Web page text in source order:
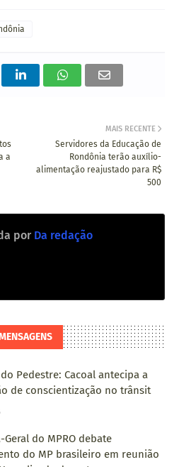
MAIS RECENTE
Servidores da Educação de
Rondônia terão auxílio-
alimentação reajustado para R$
500
a
por Da redação
Pedestre: Cacoal antecipa a
de conscientização no trânsit
do MPRO debate
do MP brasileiro em reunião